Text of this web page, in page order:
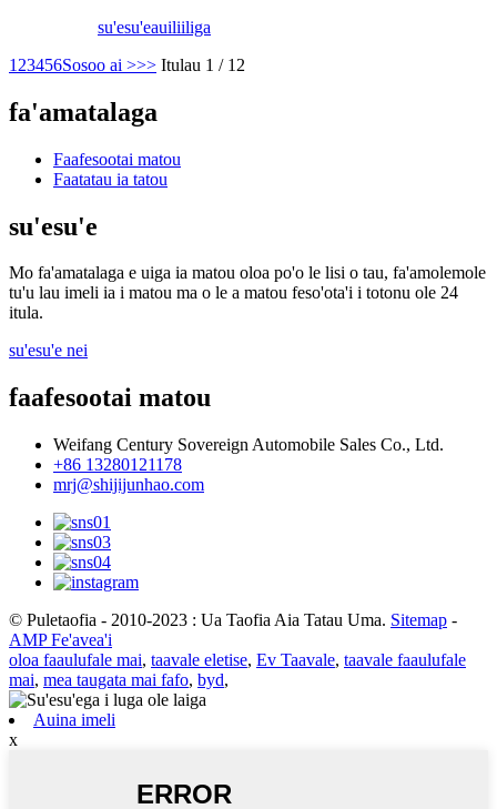
su'esu'eauiliiliga
1 23456Sosoo ai >>> Itulau 1 / 12
fa'amatalaga
Faafesootai matou
Faatatau ia tatou
su'esu'e
Mo fa'amatalaga e uiga ia matou oloa po'o le lisi o tau, fa'amolemole
tu'u lau imeli ia i matou ma o le a matou feso'ota'i i totonu ole 24
itula.
su'esu'e nei
faafesootai matou
Weifang Century Sovereign Automobile Sales Co., Ltd.
+86 13280121178
mrj@shijijunhao.com
© Puletaofia - 2010-2023 : Ua Taofia Aia Tatau Uma. Sitemap -
AMP Fe'avea'i
oloa faaulufale mai, taavale eletise, Ev Taavale, taavale faaulufale
mai, mea taugata mai fafo, byd,
Auina imeli
x